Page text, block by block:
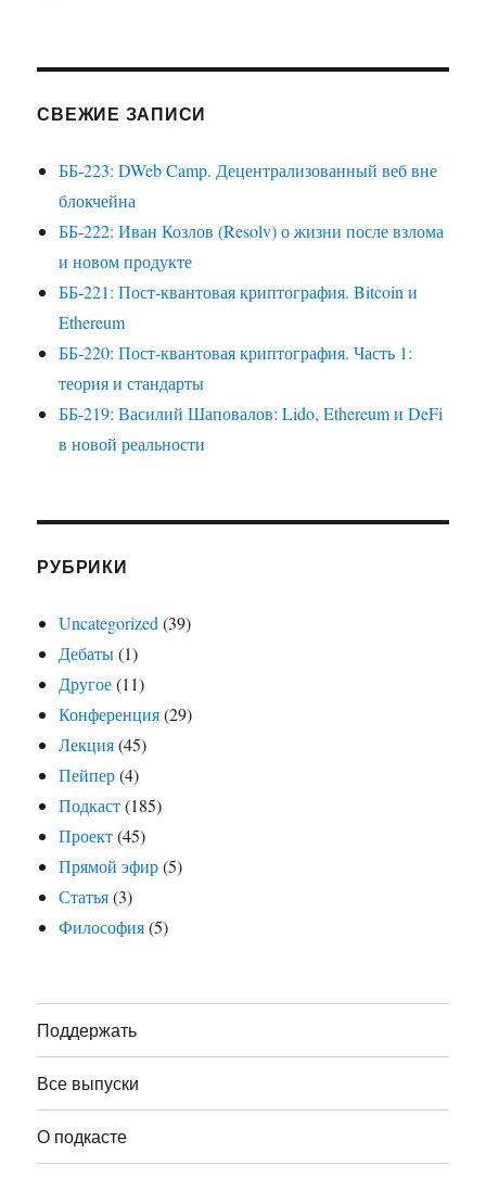
СВЕЖИЕ ЗАПИСИ
ББ-223: DWeb Camp. Децентрализованный веб вне
блокчейна
ББ-222: Иван Козлов (Resolv) о жизни после взлома
и новом продукте
ББ-221: Пост-квантовая криптография. Bitcoin и
Ethereum
ББ-220: Пост-квантовая криптография. Часть 1:
теория и стандарты
ББ-219: Василий Шаповалов: Lido, Ethereum и DeFi
в новой реальности
РУБРИКИ
Uncategorized (39)
Дебаты(1)
Другое(11)
Конференция(29)
Лекция(45)
Пейпер(4)
Подкаст(185)
Проект(45)
Прямой эфир(5)
Статья(3)
Философия(5)
Поддержать
Все выпуски
О подкасте